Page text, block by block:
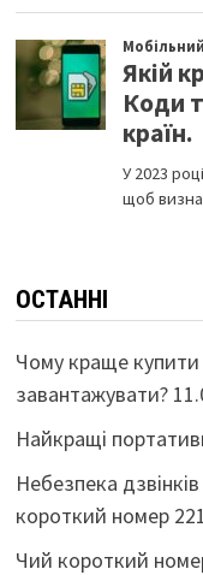
ОСТАННІ
Чому краще купити
завантажувати?
Найкращі
Небезпека
короткий номер 221
Чий короткий